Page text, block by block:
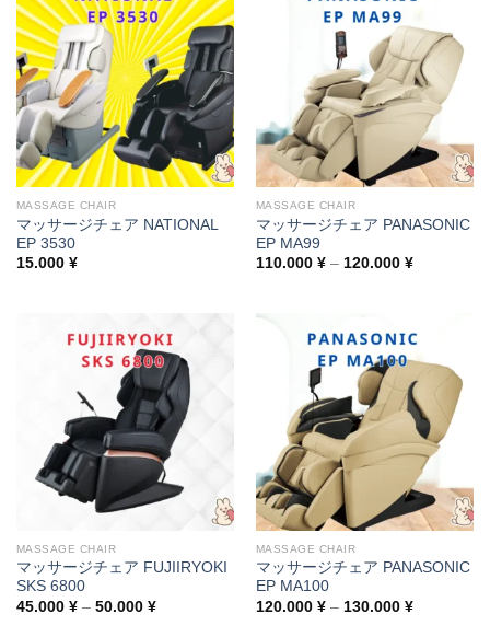
MASSAGE CHAIR
マッサージチェア NATIONAL
EP 3530
15.000 ¥
MASSAGE CHAIR
マッサージチェア PANASONIC
EP MA99
110.000 ¥ – 120.000 ¥Price
MASSAGE CHAIR
マッサージチェア FUJIIRYOKI
SKS 6800
45.000 ¥ – 50.000 ¥Price
MASSAGE CHAIR
マッサージチェア PANASONIC
EP MA100
120.000 ¥ – 130.000 ¥Price